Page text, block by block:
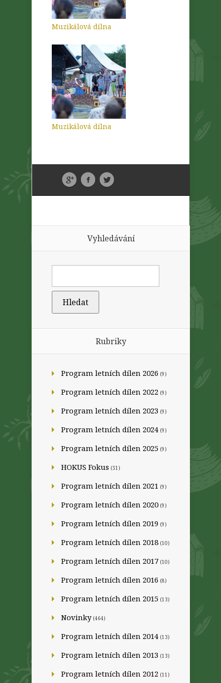
Muzikálová dílna
Muzikálová dílna
Vyhledávání
Rubriky
Program letních dílen 2026 (9)
Program letních dílen 2022 (9)
Program letních dílen 2023 (9)
Program letních dílen 2024 (9)
Program letních dílen 2025 (9)
HOKUS Fokus (51)
Program letních dílen 2021 (9)
Program letních dílen 2020 (9)
Program letních dílen 2019 (9)
Program letních dílen 2018 (10)
Program letních dílen 2017 (10)
Program letních dílen 2016 (8)
Program letních dílen 2015 (13)
Novinky(464)
Program letních dílen 2014 (13)
Program letních dílen 2013 (13)
Program letních dílen 2012 (11)